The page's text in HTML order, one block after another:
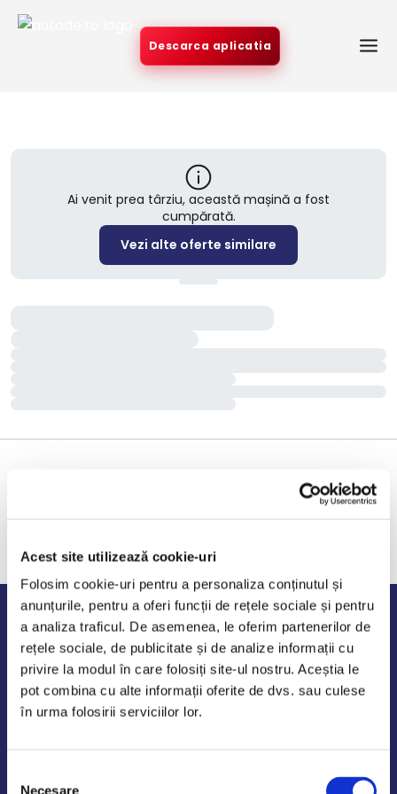
Acest site utilizează cookie-uri
Folosim cookie-uri pentru a personaliza conținutul și
anunțurile, pentru a oferi funcții de rețele sociale și pentru
a analiza traficul. De asemenea, le oferim partenerilor de
rețele sociale, de publicitate și de analize informații cu
privire la modul în care folosiți site-ul nostru. Aceștia le
pot combina cu alte informații oferite de dvs. sau culese
în urma folosirii serviciilor lor.
Necesare
Descarca aplicatia
Ai venit prea târziu, această mașină a fost
cumpărată.
Vezi alte oferte similare
Program de lucru
Luni - Vineri: 09:00-18:00
Sambata - Duminica: 10:00-14:00